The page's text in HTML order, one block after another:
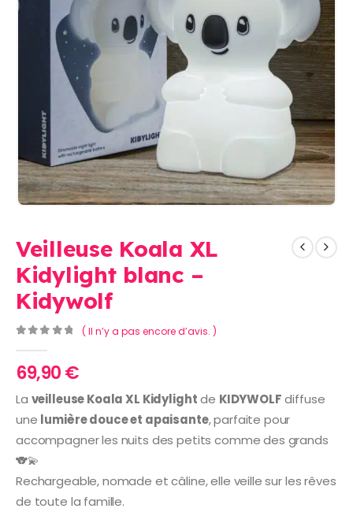
Veilleuse Koala XL
Kidylight blanc –
Kidywolf
( Il n’y a pas encore d’avis. )
69,90€
La veilleuse Koala XL Kidylightde KIDYWOLFdiffuse
une lumière douce et apaisante, parfaite pour
accompagner les nuits des petits comme des grands
🐨💫
Rechargeable, nomade et câline, elle veille sur les rêves
de toute la famille.